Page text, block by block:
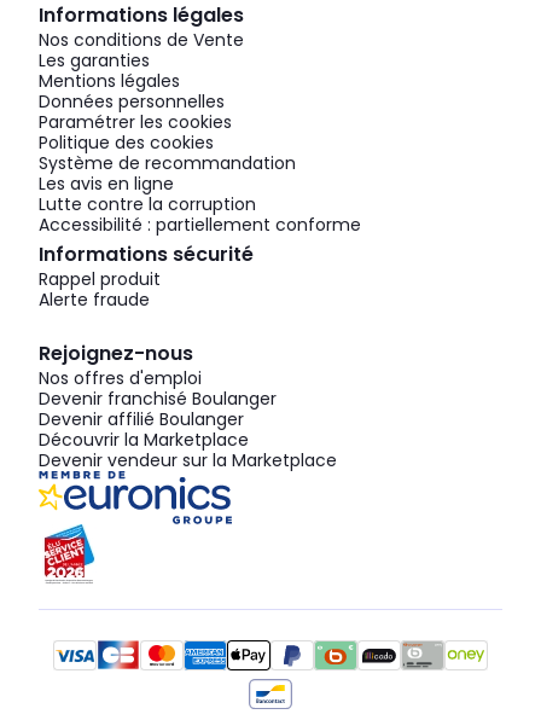
Informations légales
Nos conditions de Vente
Les garanties
Mentions légales
Données personnelles
Paramétrer les cookies
Politique des cookies
Système de recommandation
Les avis en ligne
Lutte contre la corruption
Accessibilité : partiellement conforme
Informations sécurité
Rappel produit
Alerte fraude
Rejoignez-nous
Nos offres d'emploi
Devenir franchisé Boulanger
Devenir affilié Boulanger
Découvrir la Marketplace
Devenir vendeur sur la Marketplace